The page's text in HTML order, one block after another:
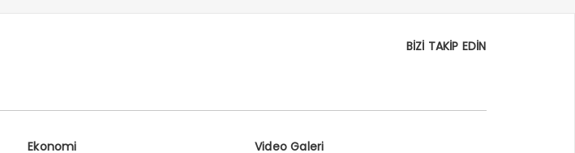
BİZİ TAKİP EDİN
Ekonomi
Video Galeri